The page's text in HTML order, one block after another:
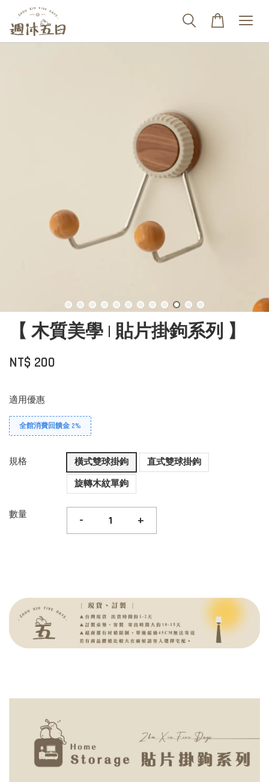
【 木質美學 | 貼片掛鉤系列 】
NT$ 200
適用優惠
全館消費回饋金 2%
規格 橫式雙球掛鉤
直式雙球掛鉤
旋轉木紋單鉤
數量 - +